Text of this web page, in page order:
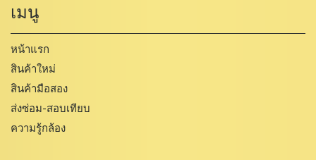
เมนู
หน้าแรก
สินค้าใหม่
สินค้ามือสอง
ส่งซ่อม-สอบเทียบ
ความรู้กล้อง